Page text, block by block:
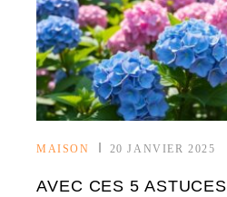
MAISON 20 JANVIER 2025
AVEC CES 5